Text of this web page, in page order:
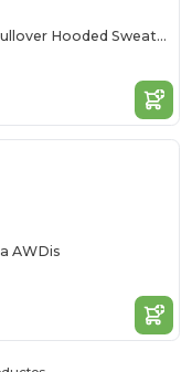
Adult 9.5 oz., 80/20 Pullover Hooded Sweatshirt
AWDis